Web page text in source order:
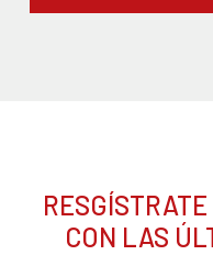
CON LAS